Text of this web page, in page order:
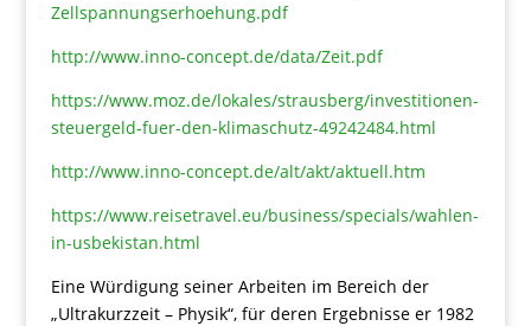
Zellspannungserhoehung.pdf
http://www.inno-concept.de/data/Zeit.pdf
https://www.moz.de/lokales/strausberg/investitionen-
steuergeld-fuer-den-klimaschutz-49242484.html
http://www.inno-concept.de/alt/akt/aktuell.htm
https://www.reisetravel.eu/business/specials/wahlen-
in-usbekistan.html
Eine Würdigung seiner Arbeiten im Bereich der
„Ultrakurzzeit – Physik“, für deren Ergebnisse er 1982